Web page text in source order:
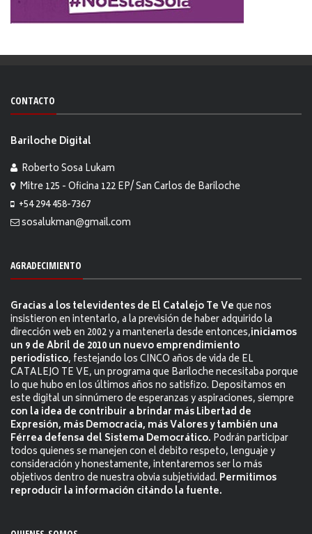
CONTACTO
Bariloche Digital
Roberto Sosa Lukam
Mitre 125 - Oficina 122 EP/ San Carlos de Bariloche
+54 294 458-7367
sosalukman@gmail.com
AGRADECIMIENTO
Gracias a los televidentes de El Catalejo Te Veque nos
insistieron en intentarlo, a la previsión de haber adquirido la
dirección web en 2002 y a mantenerla desde entonces,iniciamos
un 9 de Abril de 2010 un nuevo emprendimiento
periodístico, festejando los CINCO años de vida de EL
CATALEJO TE VE, un programa que Bariloche necesitaba porque
lo que hubo en los últimos años no satisfizo. Depositamos en
este digital un sinnúmero de esperanzas y aspiraciones, siempre
con la idea de contribuir a brindar más Libertad de
Expresión, más Democracia, más Valores y también una
Férrea defensa del Sistema Democrático. Podrán participar
todos quienes se manejen con el debito respeto, lenguaje y
consideración y honestamente, intentaremos ser lo más
objetivos dentro de nuestra obvia subjetividad. Permitimos
reproducir la información citándo la fuente.